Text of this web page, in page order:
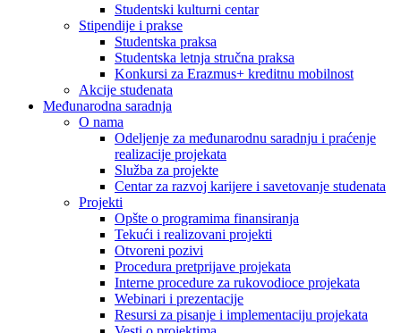
Studentski kulturni centar
Stipendije i prakse
Studentska praksa
Studentska letnja stručna praksa
Konkursi za Erazmus+ kreditnu mobilnost
Akcije studenata
Međunarodna saradnja
O nama
Odeljenje za međunarodnu saradnju i praćenje
realizacije projekata
Služba za projekte
Centar za razvoj karijere i savetovanje studenata
Projekti
Opšte o programima finansiranja
Tekući i realizovani projekti
Otvoreni pozivi
Procedura pretprijave projekata
Interne procedure za rukovodioce projekata
Webinari i prezentacije
Resursi za pisanje i implementaciju projekata